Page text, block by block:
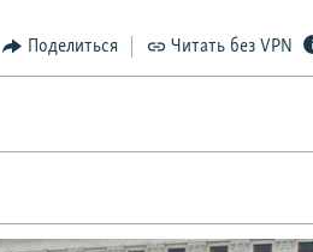
Поделиться Читать без VPN